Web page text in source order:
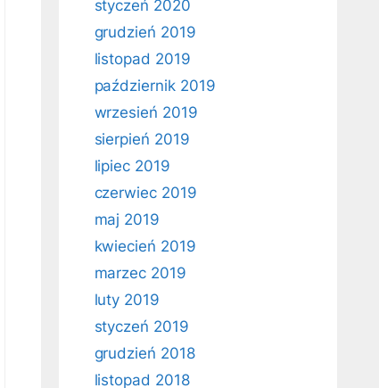
styczeń 2020
grudzień 2019
listopad 2019
październik 2019
wrzesień 2019
sierpień 2019
lipiec 2019
czerwiec 2019
maj 2019
kwiecień 2019
marzec 2019
luty 2019
styczeń 2019
grudzień 2018
listopad 2018